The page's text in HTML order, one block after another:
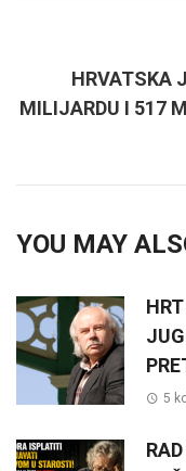
HRVATSKA
MILIJARDU I 517
YOU MAY
5